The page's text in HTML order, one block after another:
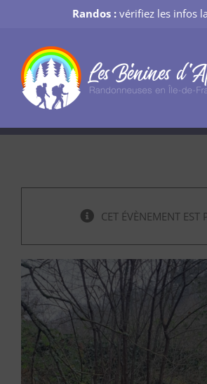
Randos : vérifiez les infos
contenu
CET ÉVÈNEMENT EST